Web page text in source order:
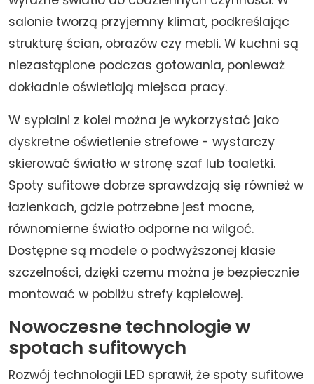
salonie tworzą przyjemny klimat, podkreślając
strukturę ścian, obrazów czy mebli. W kuchni są
niezastąpione podczas gotowania, ponieważ
dokładnie oświetlają miejsca pracy.
W sypialni z kolei można je wykorzystać jako
dyskretne oświetlenie strefowe - wystarczy
skierować światło w stronę szaf lub toaletki.
Spoty sufitowe dobrze sprawdzają się również w
łazienkach, gdzie potrzebne jest mocne,
równomierne światło odporne na wilgoć.
Dostępne są modele o podwyższonej klasie
szczelności, dzięki czemu można je bezpiecznie
montować w pobliżu strefy kąpielowej.
Nowoczesne technologie w
spotach sufitowych
Rozwój technologii LED sprawił, że spoty sufitowe